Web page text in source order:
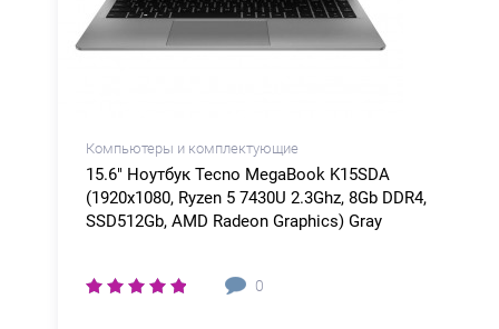
Компьютеры и комплектующие
15.6" Ноутбук Tecno MegaBook K15SDA
(1920x1080, Ryzen 5 7430U 2.3Ghz, 8Gb DDR4,
SSD512Gb, AMD Radeon Graphics) Gray
0